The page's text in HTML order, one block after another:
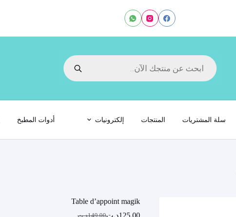
Products
search
سلة المشتريات المنتجات إلكترونيات أدوات المطبخ
Table d’appoint magik
149.00د.ت